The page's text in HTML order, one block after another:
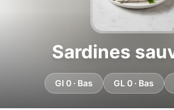
Sardines
GI 0 · Bas GL 0 · Bas